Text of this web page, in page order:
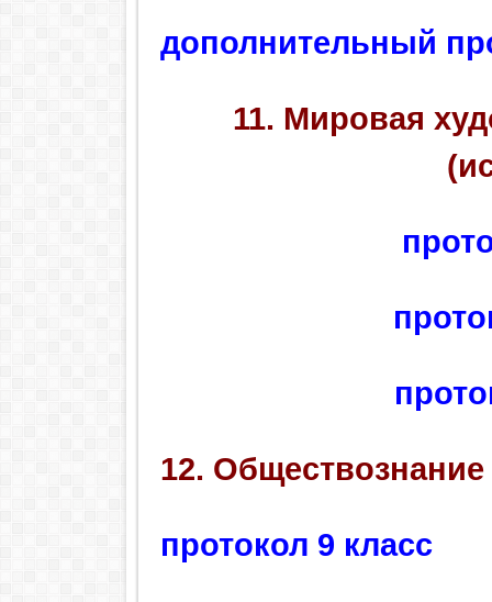
дополнительный
11. Мировая
12. Обществознание
протокол 9 класс